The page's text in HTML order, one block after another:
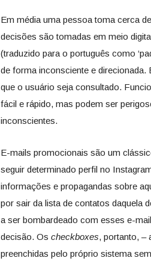
Em média uma pessoa toma cerca
decisões são tomadas em meio
(traduzido para o português como
de forma inconsciente e
que o usuário seja consultado.
fácil e rápido, mas podem ser
inconscientes.
E-mails promocionais são um
seguir determinado perfil no
informações e propagandas sobre
por sair da lista de contatos daquela
a ser bombardeado com esses e-
decisão. Os checkboxes, portanto, –
preenchidas pelo próprio sistema